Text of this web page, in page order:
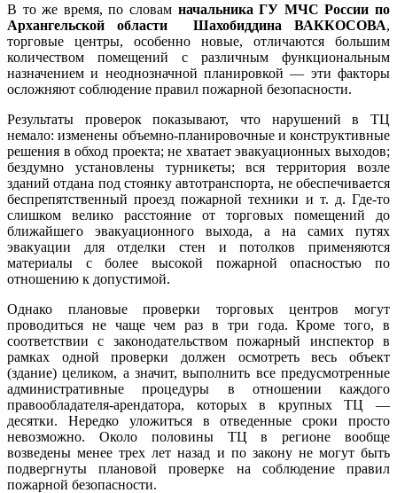
В то же время, по словам начальника ГУ МЧС России по
Архангельской области Шахобиддина ВАККОСОВА,
торговые центры, особенно новые, отличаются большим
количеством помещений с различным функциональным
назначением и неоднозначной планировкой — эти факторы
осложняют соблюдение правил пожарной безопасности.
Результаты проверок показывают, что нарушений в ТЦ
немало: изменены объемно-планировочные и конструктивные
решения в обход проекта; не хватает эвакуационных выходов;
бездумно установлены турникеты; вся территория возле
зданий отдана под стоянку автотранспорта, не обеспечивается
беспрепятственный проезд пожарной техники и т. д. Где-то
слишком велико расстояние от торговых помещений до
ближайшего эвакуационного выхода, а на самих путях
эвакуации для отделки стен и потолков применяются
материалы с более высокой пожарной опасностью по
отношению к допустимой.
Однако плановые проверки торговых центров могут
проводиться не чаще чем раз в три года. Кроме того, в
соответствии с законодательством пожарный инспектор в
рамках одной проверки должен осмотреть весь объект
(здание) целиком, а значит, выполнить все предусмотренные
административные процедуры в отношении каждого
правообладателя-арендатора, которых в крупных ТЦ —
десятки. Нередко уложиться в отведенные сроки просто
невозможно. Около половины ТЦ в регионе вообще
возведены менее трех лет назад и по закону не могут быть
подвергнуты плановой проверке на соблюдение правил
пожарной безопасности.